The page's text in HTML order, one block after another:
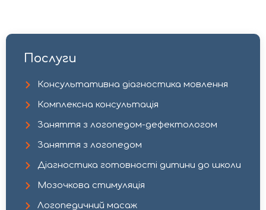
Послуги
Консультативна діагностика мовлення
Комплексна консультація
Заняття з логопедом-дефектологом​
Заняття з логопедом
Діагностика готовності дитини до школи
Мозочкова стимуляція
Логопедичний масаж